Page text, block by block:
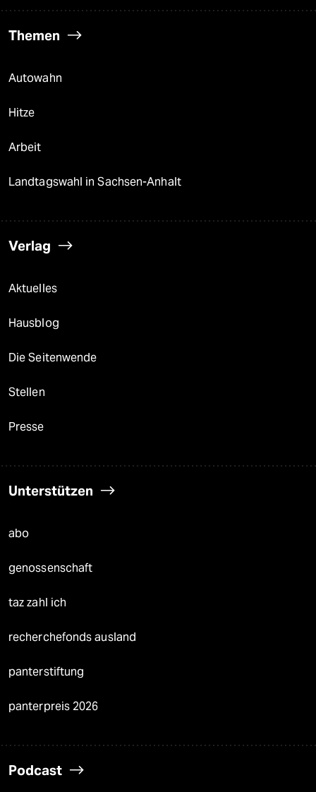
Themen
Autowahn
Hitze
Arbeit
Landtagswahl in Sachsen-Anhalt
Verlag
Aktuelles
Hausblog
Die Seitenwende
Stellen
Presse
Unterstützen
abo
genossenschaft
taz zahl ich
recherchefonds ausland
panterstiftung
panterpreis 2026
Podcast